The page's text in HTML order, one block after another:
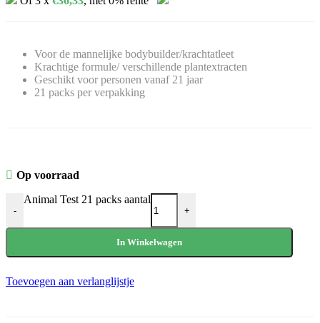
Voor de mannelijke bodybuilder/krachtatleet
Krachtige formule/ verschillende plantextracten
Geschikt voor personen vanaf 21 jaar
21 packs per verpakking
Op voorraad
-
Animal Test 21 packs aantal
+
In Winkelwagen
Toevoegen aan verlanglijstje